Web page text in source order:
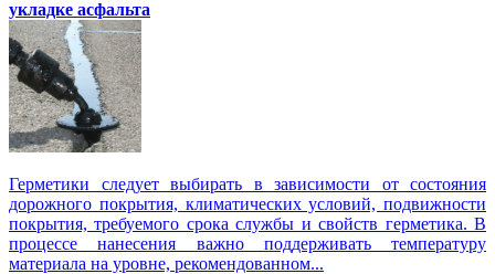
укладке асфальта
Герметики следует выбирать в зависимости от состояния
дорожного покрытия, климатических условий, подвижности
покрытия, требуемого срока службы и свойств герметика. В
процессе нанесения важно поддерживать температуру
материала на уровне, рекомендованном...